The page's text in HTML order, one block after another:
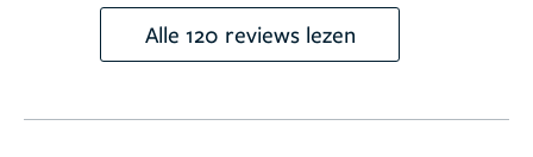
Alle 120 reviews lezen